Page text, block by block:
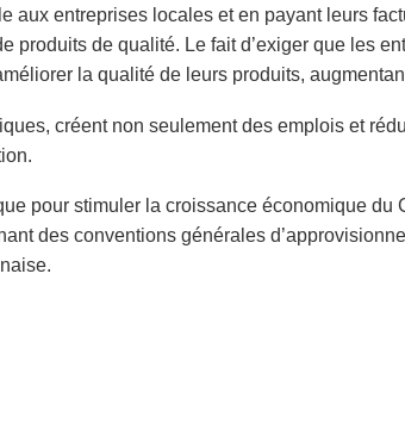
aux entreprises locales et en payant leurs
de qualité. Le fait d’exiger que les
la qualité de leurs produits,
créent non seulement des emplois et
pour stimuler la croissance économique
des conventions générales